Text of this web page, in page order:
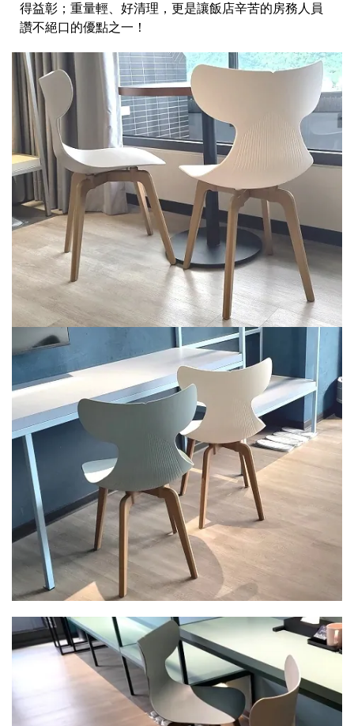
得益彰；重量輕、好清理，更是讓飯店辛苦的房務人員
讚不絕口的優點之一！